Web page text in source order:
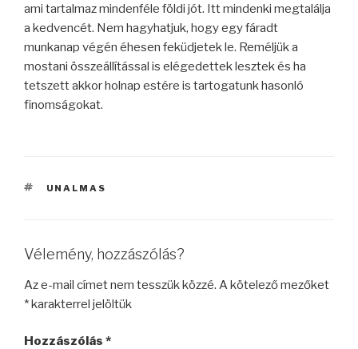
ami tartalmaz mindenféle földi jót. Itt mindenki megtalálja
a kedvencét. Nem hagyhatjuk, hogy egy fáradt
munkanap végén éhesen feküdjetek le. Reméljük a
mostani összeállítással is elégedettek lesztek és ha
tetszett akkor holnap estére is tartogatunk hasonló
finomságokat.
CÍMKÉK
UNALMAS
Vélemény, hozzászólás?
Az e-mail címet nem tesszük közzé. A kötelező mezőket
*karakterrel jelöltük
Hozzászólás *